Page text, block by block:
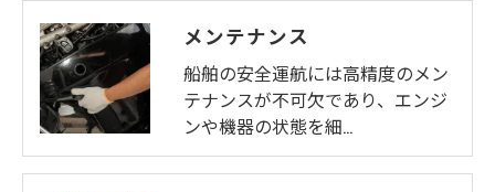
メンテナンス
船舶の安全運航には高精度のメン
テナンスが不可欠であり、エンジ
ンや機器の状態を細…